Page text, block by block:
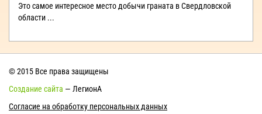
Это самое интересное место добычи граната в Свердловской
области ...
© 2015 Все права защищены
Создание сайта — ЛегионА
Согласие на обработку персональных данных